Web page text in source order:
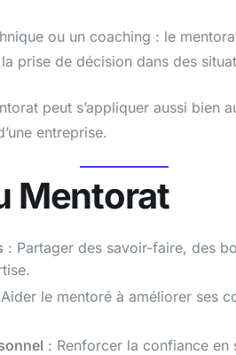
ou un coaching : le
la prise de décision dans des
peut s’appliquer aussi bien
entreprise.
Mentorat
: Partager des savoir-faire, des
le mentoré à améliorer ses
: Renforcer la confiance en